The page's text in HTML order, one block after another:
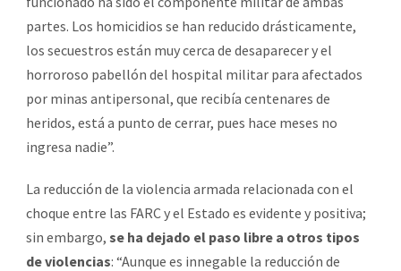
partes. Los homicidios se han reducido drásticamente,
los secuestros están muy cerca de desaparecer y el
horroroso pabellón del hospital militar para afectados
por minas antipersonal, que recibía centenares de
heridos, está a punto de cerrar, pues hace meses no
ingresa nadie”.
La reducción de la violencia armada relacionada con el
choque entre las FARC y el Estado es evidente y positiva;
sin embargo, se ha dejado el paso libre a otros tipos
de violencias: “Aunque es innegable la reducción de